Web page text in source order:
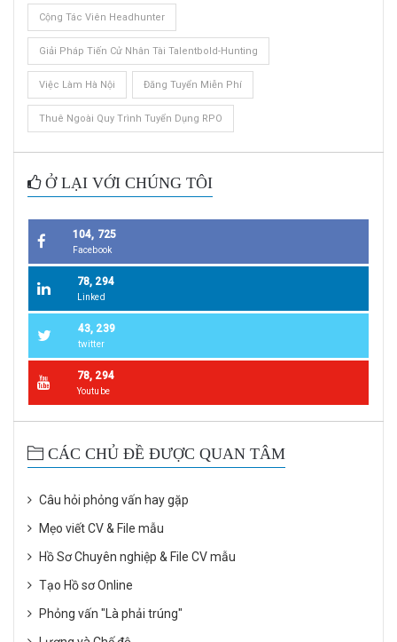
Cộng Tác Viên Headhunter
Giải Pháp Tiến Cử Nhân Tài Talentbold-Hunting
Việc Làm Hà Nội Đăng Tuyển Miễn Phí
Thuê Ngoài Quy Trình Tuyển Dụng RPO
Ở LẠI VỚI CHÚNG TÔI
104, 725
Facebook
78, 294
Linked
43, 239
twitter
78, 294
Youtube
CÁC CHỦ ĐỀ ĐƯỢC QUAN TÂM
Câu hỏi phỏng vấn hay gặp
Mẹo viết CV & File mẫu
Hồ Sơ Chuyên nghiệp & File CV mẫu
Tạo Hồ sơ Online
Phỏng vấn "Là phải trúng"